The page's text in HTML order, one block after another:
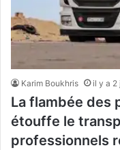
Karim Boukhris il y a 2
La flambée des
étouffe le
professionnels